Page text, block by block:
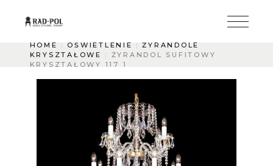
HOME OŚWIETLENIE
ŻYRANDOLE
KRYSZTAŁOWE
ŻYRANDOL SUFITOWY
KRYSZTAŁOWY 117 1